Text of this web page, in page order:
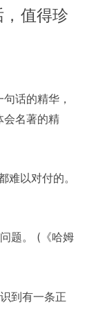
值得珍
话的精华，
会名著的精
难以对付的。
题。 (《哈姆
到有一条正